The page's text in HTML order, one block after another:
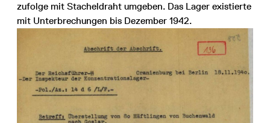
zufolge mit Stacheldraht umgeben. Das Lager existierte
mit Unterbrechungen bis Dezember 1942.